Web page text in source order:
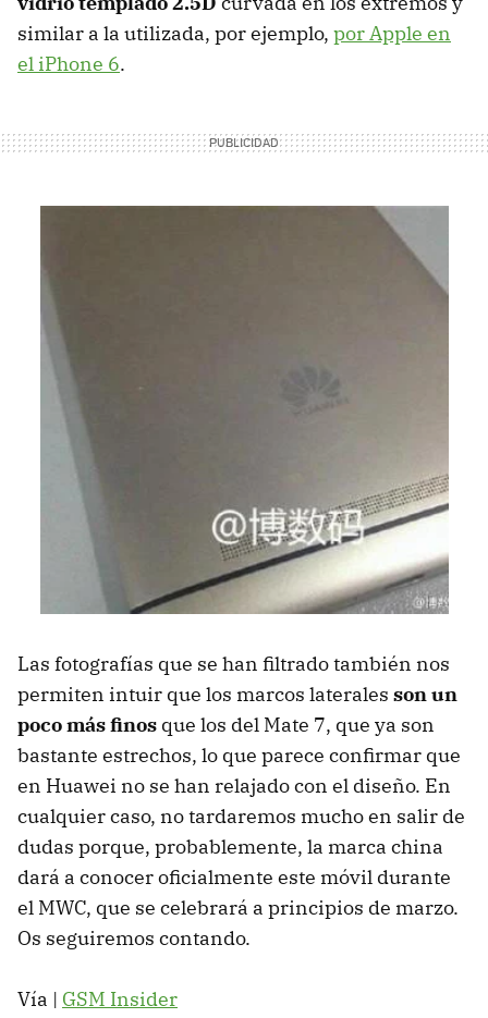
similar a la utilizada, por ejemplo, por Apple en
el iPhone 6.
Las fotografías que se han filtrado también nos
permiten intuir que los marcos laterales son un
poco más finos que los del Mate 7, que ya son
bastante estrechos, lo que parece confirmar que
en Huawei no se han relajado con el diseño. En
cualquier caso, no tardaremos mucho en salir de
dudas porque, probablemente, la marca china
dará a conocer oficialmente este móvil durante
el MWC, que se celebrará a principios de marzo.
Os seguiremos contando.
Vía | GSM Insider